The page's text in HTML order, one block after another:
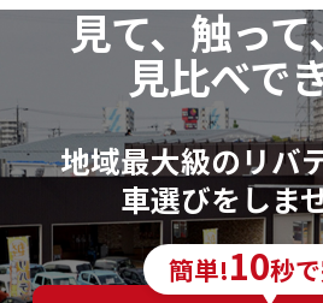
見て、触っ
見比べで
地域最大級のリバ
車選びをしま
簡単!10秒